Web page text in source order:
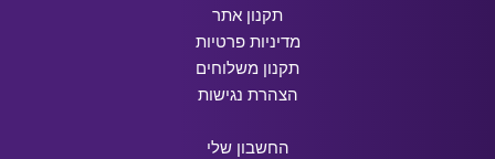
תקנון אתר
מדיניות פרטיות
תקנון משלוחים
הצהרת נגישות
החשבון שלי